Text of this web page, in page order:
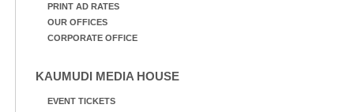
PRINT AD RATES
OUR OFFICES
CORPORATE OFFICE
KAUMUDI MEDIA HOUSE
EVENT TICKETS